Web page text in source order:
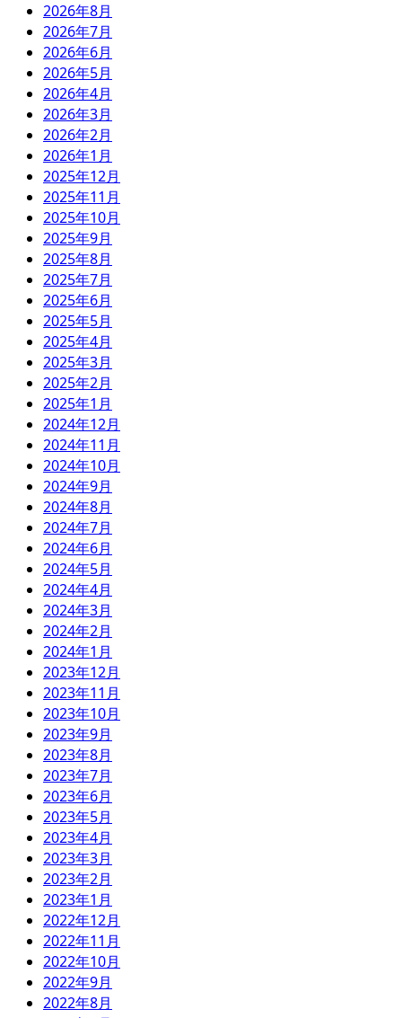
2026年8月
2026年7月
2026年6月
2026年5月
2026年4月
2026年3月
2026年2月
2026年1月
2025年12月
2025年11月
2025年10月
2025年9月
2025年8月
2025年7月
2025年6月
2025年5月
2025年4月
2025年3月
2025年2月
2025年1月
2024年12月
2024年11月
2024年10月
2024年9月
2024年8月
2024年7月
2024年6月
2024年5月
2024年4月
2024年3月
2024年2月
2024年1月
2023年12月
2023年11月
2023年10月
2023年9月
2023年8月
2023年7月
2023年6月
2023年5月
2023年4月
2023年3月
2023年2月
2023年1月
2022年12月
2022年11月
2022年10月
2022年9月
2022年8月